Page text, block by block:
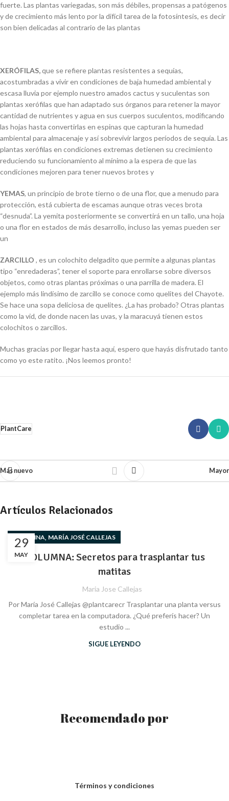
fuerte. Las plantas variegadas, son más débiles, propensas a patógenos
y de crecimiento más lento por la difícil tarea de la fotosíntesis, es decir
son bien delicadas al contrario de las plantas
XERÓFILAS,que se refiere plantas resistentes a sequías,
acostumbradas a vivir en condiciones de baja humedad ambiental y
escasa lluvia por ejemplo nuestro amados cactus y suculentas son
plantas xerófilas que han adaptado sus órganos para retener la mayor
cantidad de nutrientes y agua en sus cuerpos suculentos, modificando
las hojas hasta convertirlas en espinas que capturan la humedad
ambiental para almacenaje y así sobrevivir largos períodos de sequía. Las
plantas xerófilas en condiciones extremas detienen su crecimiento
reduciendo su funcionamiento al mínimo a la espera de que las
condiciones mejoren para tener nuevos brotes y
YEMAS, un principio de brote tierno o de una flor, que a menudo para
protección, está cubierta de escamas aunque otras veces brota
“desnuda”. La yemita posteriormente se convertirá en un tallo, una hoja
o una flor en estados de más desarrollo, incluso las yemas pueden ser
un
ZARCILLO , es un colochito delgadito que permite a algunas plantas
tipo “enredaderas”, tener el soporte para enrollarse sobre diversos
objetos, como otras plantas próximas o una parrilla de madera. El
ejemplo más lindísimo de zarcillo se conoce como quelites del Chayote.
Se hace una sopa deliciosa de quelites. ¿La has probado? Otras plantas
como la vid, de donde nacen las uvas, y la maracuyá tienen estos
colochitos o zarcillos.
Muchas gracias por llegar hasta aquí, espero que hayás disfrutado tanto
como yo este ratito. ¡Nos leemos pronto!
PlantCare
Más nuevo Mayor
Artículos Relacionados
29
MAY
COLUMNA, MARÍA JOSÉ CALLEJAS
COLUMNA: Secretos para trasplantar tus
matitas
Maria Jose Callejas
Por María José Callejas @plantcarecr Trasplantar una planta versus
completar tarea en la computadora. ¿Qué preferís hacer? Un
estudio ...
SIGUE LEYENDO
Recomendado por
Términos y condiciones